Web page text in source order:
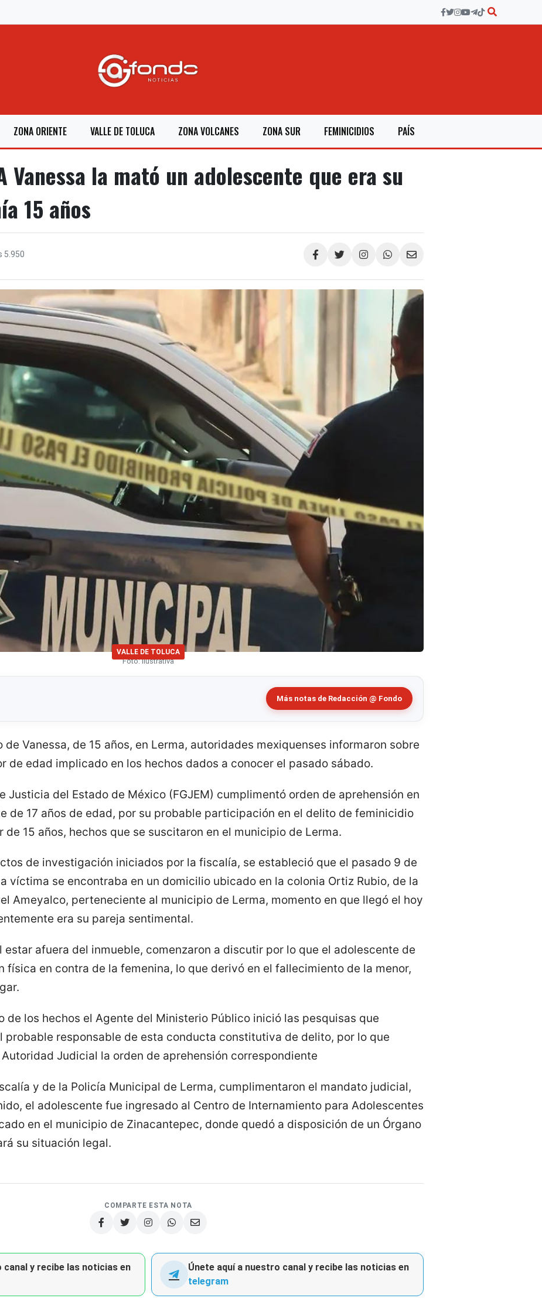
ZONA ORIENTE VALLE DE TOLUCA ZONA VOLCANES ZONA SUR FEMINICIDIOS PAÍS
Vanessa la mató un adolescente que era su
15 años
5.950
Compartir
VALLE DE TOLUCA
Foto: Ilustrativa
Más notas de Redacción @ Fondo
Vanessa, de 15 años, en Lerma, autoridades mexiquenses informaron sobre
de edad implicado en los hechos dados a conocer el pasado sábado.
Justicia del Estado de México (FGJEM) cumplimentó orden de aprehensión en
de 17 años de edad, por su probable participación en el delito de feminicidio
de 15 años, hechos que se suscitaron en el municipio de Lerma.
de investigación iniciados por la fiscalía, se estableció que el pasado 9 de
víctima se encontraba en un domicilio ubicado en la colonia Ortiz Rubio, de la
Ameyalco, perteneciente al municipio de Lerma, momento en que llegó el hoy
era su pareja sentimental.
estar afuera del inmueble, comenzaron a discutir por lo que el adolescente de
física en contra de la femenina, lo que derivó en el fallecimiento de la menor,
de los hechos el Agente del Ministerio Público inició las pesquisas que
responsable de esta conducta constitutiva de delito, por lo que
Judicial la orden de aprehensión correspondiente
y de la Policía Municipal de Lerma, cumplimentaron el mandato judicial,
el adolescente fue ingresado al Centro de Internamiento para Adolescentes
en el municipio de Zinacantepec, donde quedó a disposición de un Órgano
su situación legal.
COMPARTE ESTA NOTA
canal y recibe las noticias en
Únete aquí a nuestro canal y recibe las noticias en
telegram